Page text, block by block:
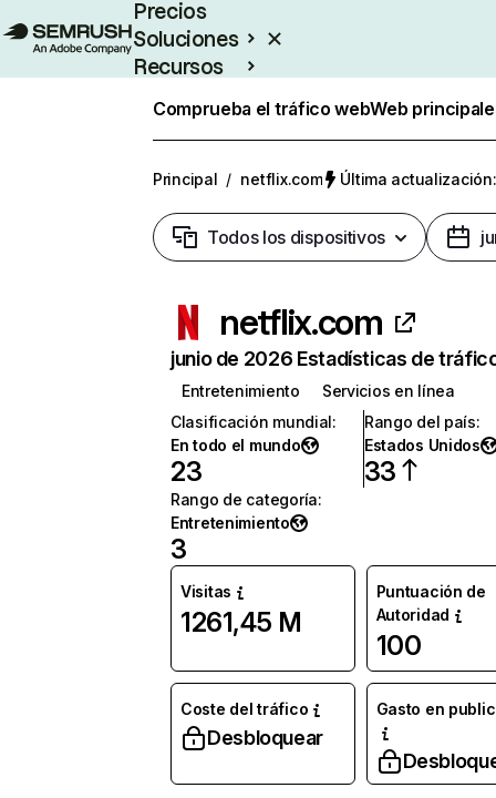
Precios
Soluciones
Recursos
Comprueba el tráfico webWeb
Principal / netflix.com Última
Todos los dispositivos
netflix.com
junio de 2026 Estadísticas de
Entretenimiento
Servicios en línea
Clasificación mundial:
En todo el mundo
23
Rango del país:
Estados Unidos
33
Rango de categoría:
Entretenimiento
3
Visitas
1261,45 M
Puntuación de
Autoridad
100
Coste del tráfico
Desbloquear
Gasto en